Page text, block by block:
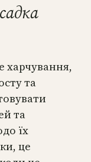
харчування,
та
та
їх
це